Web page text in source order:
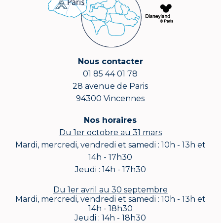
Nous contacter
01 85 44 01 78
28 avenue de Paris
94300 Vincennes
Nos horaires
Du 1er octobre au 31 mars
Mardi, mercredi, vendredi et samedi : 10h - 13h et
14h - 17h30
Jeudi : 14h - 17h30
Du 1er avril au 30 septembre
Mardi, mercredi, vendredi et samedi : 10h - 13h et
14h - 18h30
Jeudi : 14h - 18h30